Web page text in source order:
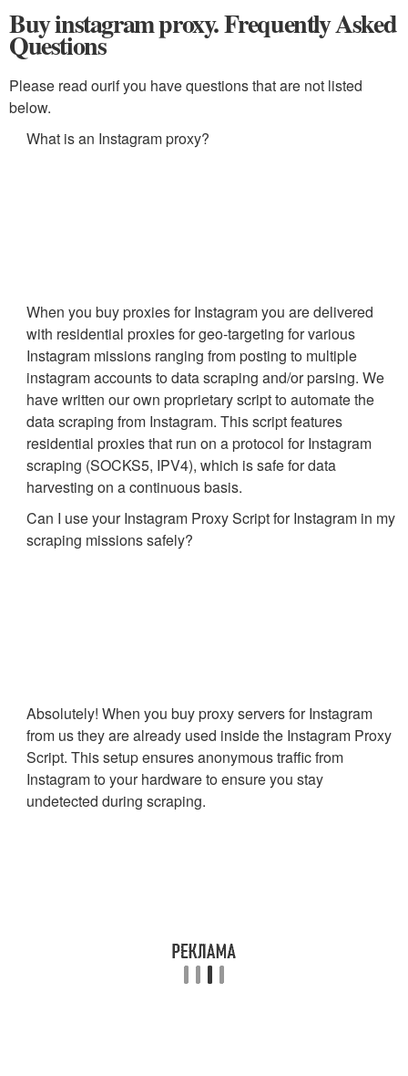
Buy instagram proxy. Frequently Asked
Questions
Please read ourif you have questions that are not listed
below.
What is an Instagram proxy?
When you buy proxies for Instagram you are delivered
with residential proxies for geo-targeting for various
Instagram missions ranging from posting to multiple
instagram accounts to data scraping and/or parsing. We
have written our own proprietary script to automate the
data scraping from Instagram. This script features
residential proxies that run on a protocol for Instagram
scraping (SOCKS5, IPV4), which is safe for data
harvesting on a continuous basis.
Can I use your Instagram Proxy Script for Instagram in my
scraping missions safely?
Absolutely! When you buy proxy servers for Instagram
from us they are already used inside the Instagram Proxy
Script. This setup ensures anonymous traffic from
Instagram to your hardware to ensure you stay
undetected during scraping.